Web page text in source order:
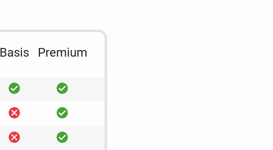
Basis Premium
ja ja
nein ja
nein ja